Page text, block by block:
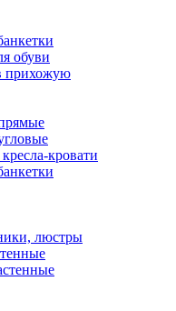
обуви
кровати
люстры